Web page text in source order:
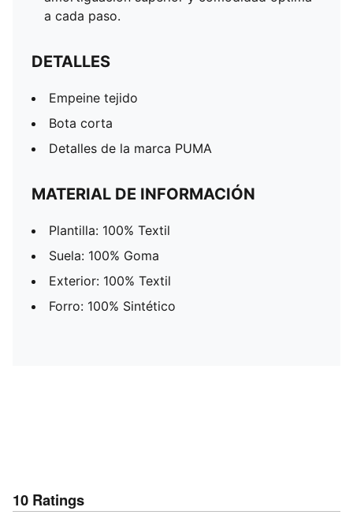
a cada paso.
DETALLES
Empeine tejido
Bota corta
Detalles de la marca PUMA
MATERIAL DE INFORMACIÓN
Plantilla: 100% Textil
Suela: 100% Goma
Exterior: 100% Textil
Forro: 100% Sintético
10 Ratings